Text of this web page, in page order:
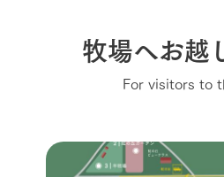
牧場へお越
For visitors to